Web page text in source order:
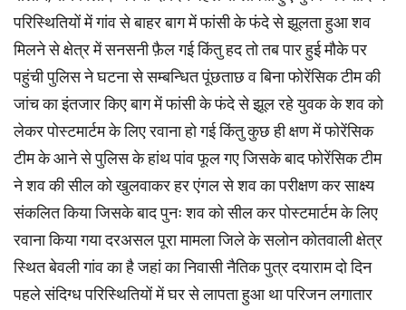
परिस्थितियों में गांव से बाहर बाग में फांसी के फंदे से झूलता हुआ शव
मिलने से क्षेत्र में सनसनी फ़ैल गई किंतु हद तो तब पार हुई मौके पर
पहुंची पुलिस ने घटना से सम्बन्धित पूंछताछ व बिना फोरेंसिक टीम की
जांच का इंतजार किए बाग में फांसी के फंदे से झूल रहे युवक के शव को
लेकर पोस्टमार्टम के लिए रवाना हो गई किंतु कुछ ही क्षण में फोरेंसिक
टीम के आने से पुलिस के हांथ पांव फूल गए जिसके बाद फोरेंसिक टीम
ने शव की सील को खुलवाकर हर एंगल से शव का परीक्षण कर साक्ष्य
संकलित किया जिसके बाद पुनः शव को सील कर पोस्टमार्टम के लिए
रवाना किया गया दरअसल पूरा मामला जिले के सलोन कोतवाली क्षेत्र
स्थित बेवली गांव का है जहां का निवासी नैतिक पुत्र दयाराम दो दिन
पहले संदिग्ध परिस्थितियों में घर से लापता हुआ था परिजन लगातार